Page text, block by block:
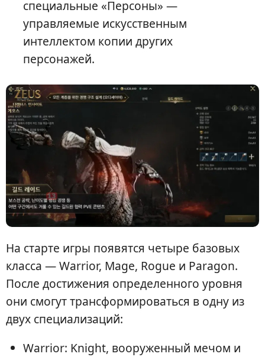
специальные «Персоны» —
управляемые искусственным
интеллектом копии других
персонажей.
На старте игры появятся четыре базовых
класса — Warrior, Mage, Rogue и Paragon.
После достижения определенного уровня
они смогут трансформироваться в одну из
двух специализаций:
Warrior: Knight, вооруженный мечом и